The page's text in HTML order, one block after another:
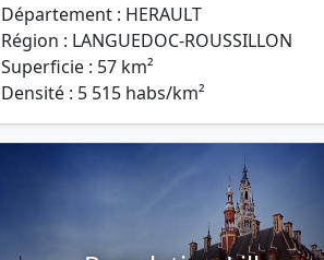
Département : HERAULT
Région : LANGUEDOC-ROUSSILLON
Superficie : 57 km²
Densité : 5 515 habs/km²